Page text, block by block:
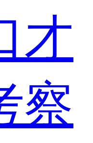
才
察